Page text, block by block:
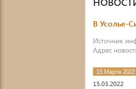
В Усолье-
Источник
Адрес
15 Марта 2022
15.03.2022